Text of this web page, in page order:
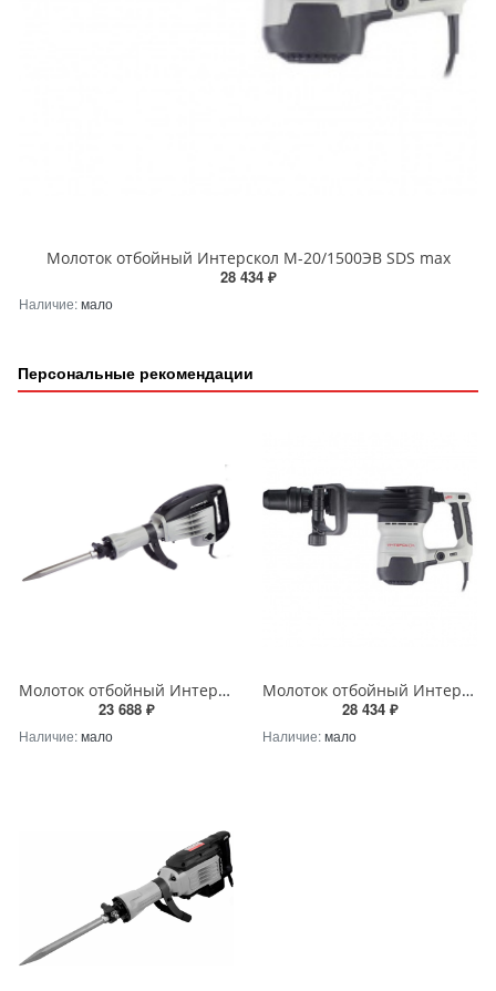
Молоток отбойный Интерскол М-20/1500ЭВ SDS max
28 434 ₽
Наличие:мало
Персональные рекомендации
Молоток отбойный Интерскол М-25/1500В 530.0.0.00
23 688 ₽
Наличие:мало
Молоток отбойный Интерскол М-20/1500ЭВ SDS max
28 434 ₽
Наличие:мало